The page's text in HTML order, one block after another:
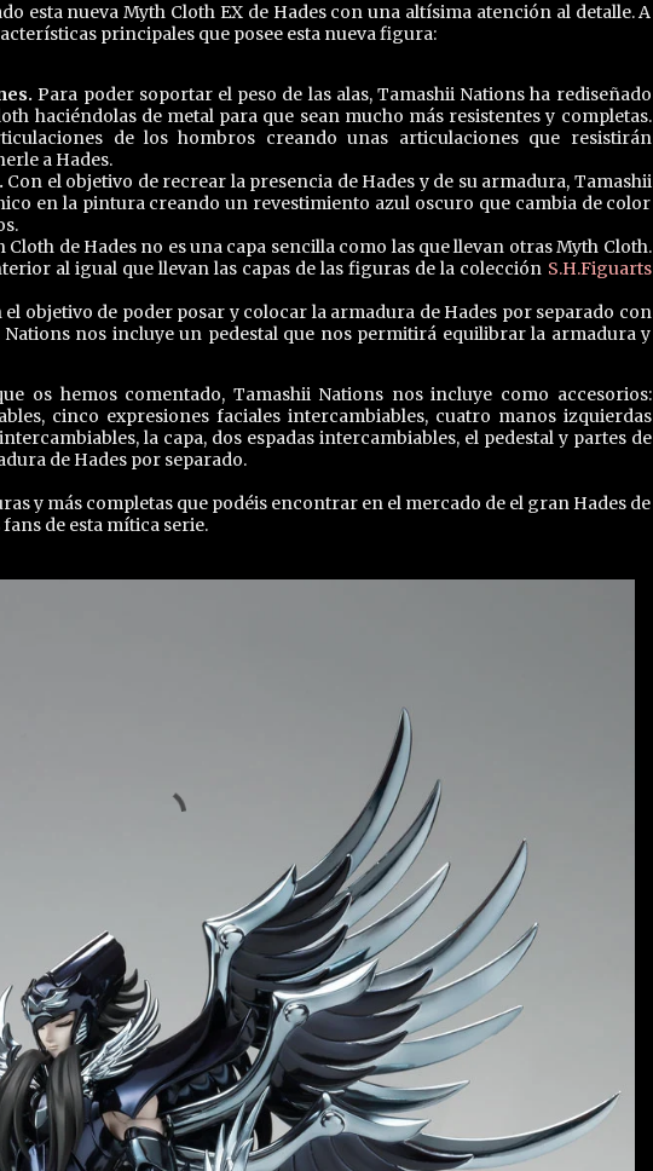
esta nueva Myth Cloth EX de Hades con una altísima atención al detalle. A
principales que posee esta nueva figura:
Para poder soportar el peso de las alas, Tamashii Nations ha rediseñado
haciéndolas de metal para que sean mucho más resistentes y completas.
de los hombros creando unas articulaciones que resistirán
a Hades.
Con el objetivo de recrear la presencia de Hades y de su armadura, Tamashii
en la pintura creando un revestimiento azul oscuro que cambia de color
Cloth de Hades no es una capa sencilla como las que llevan otras Myth Cloth.
al igual que llevan las capas de las figuras de la colección S.H.Figuarts
el objetivo de poder posar y colocar la armadura de Hades por separado con
nos incluye un pedestal que nos permitirá equilibrar la armadura y
os hemos comentado, Tamashii Nations nos incluye como accesorios:
cinco expresiones faciales intercambiables, cuatro manos izquierdas
la capa, dos espadas intercambiables, el pedestal y partes de
de Hades por separado.
y más completas que podéis encontrar en el mercado de el gran Hades de
de esta mítica serie.